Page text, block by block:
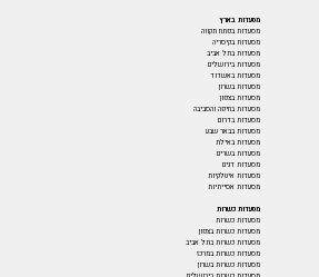
מסעדות בארץ
מסעדות בפתח תקווה
מסעדות בקיסריה
מסעדות בתל אביב
מסעדות בירושלים
מסעדות באשדוד
מסעדות בשרון
מסעדות בצפון
מסעדות בחיפה והסביבה
מסעדות בדרום
מסעדות בבאר שבע
מסעדות באילת
מסעדות בשרים
מסעדות דגים
מסעדות איטלקיות
מסעדות אסייתיות
מסעדות כשרות
מסעדות כשרות
מסעדות כשרות בצפון
מסעדות כשרות בתל אביב
מסעדות כשרות במרכז
מסעדות כשרות בשרון